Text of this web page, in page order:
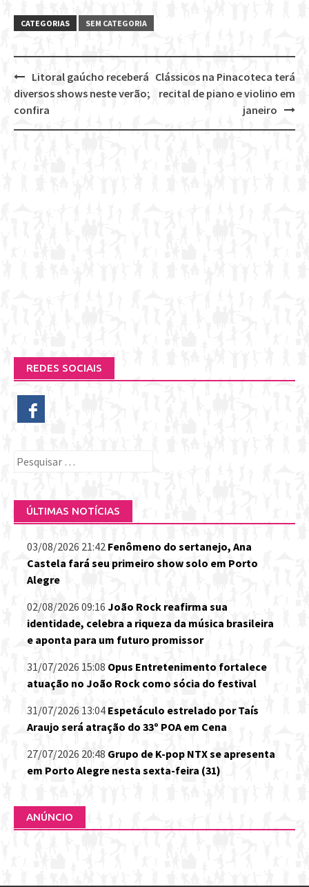
CATEGORIAS SEM CATEGORIA
Post
navigation
Clássicos na Pinacoteca terá
recital de piano e violino em
janeiro
Litoral gaúcho receberá
diversos shows neste verão;
confira
REDES SOCIAIS
Pesquisar
ÚLTIMAS NOTÍCIAS
03/08/2026 21:42 Fenômeno do sertanejo, Ana
Castela fará seu primeiro show solo em Porto
Alegre
02/08/2026 09:16 João Rock reafirma sua
identidade, celebra a riqueza da música brasileira
e aponta para um futuro promissor
31/07/2026 15:08 Opus Entretenimento fortalece
atuação no João Rock como sócia do festival
31/07/2026 13:04 Espetáculo estrelado por Taís
Araujo será atração do 33º POA em Cena
27/07/2026 20:48 Grupo de K-pop NTX se apresenta
em Porto Alegre nesta sexta-feira (31)
ANÚNCIO